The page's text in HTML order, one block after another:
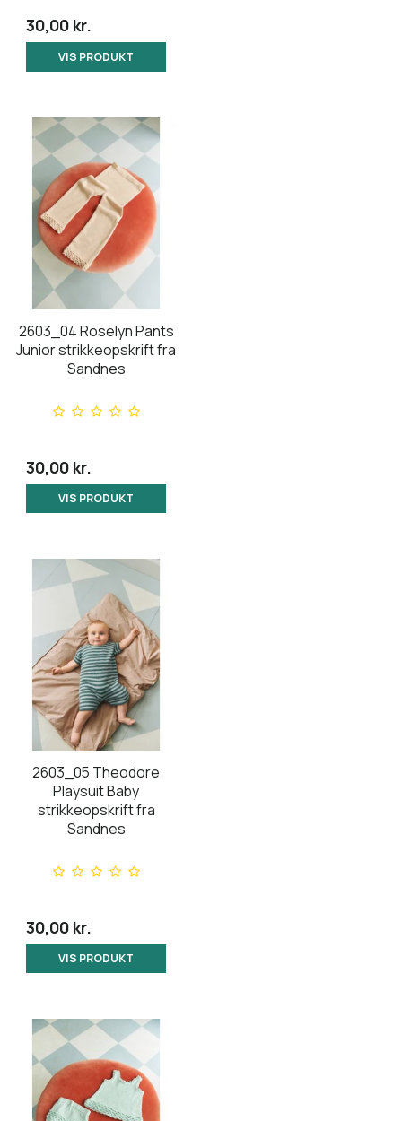
30,00 kr.
VIS PRODUKT
2603_04 Roselyn Pants
Junior strikkeopskrift fra
Sandnes
30,00 kr.
VIS PRODUKT
2603_05 Theodore
Playsuit Baby
strikkeopskrift fra
Sandnes
30,00 kr.
VIS PRODUKT